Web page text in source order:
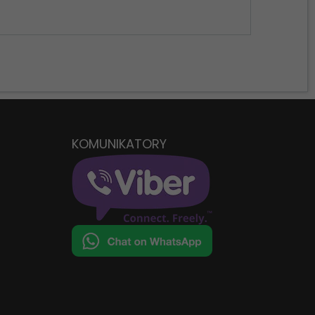
KOMUNIKATORY